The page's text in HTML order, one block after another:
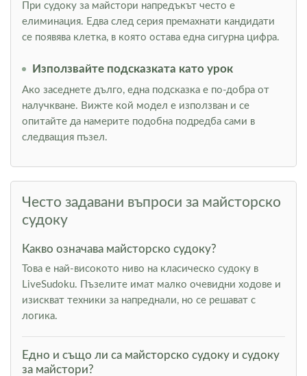
При судоку за майстори напредъкът често е
елиминация. Едва след серия премахнати кандидати
се появява клетка, в която остава една сигурна цифра.
Използвайте подсказката като урок
Ако заседнете дълго, една подсказка е по-добра от
налучкване. Вижте кой модел е използван и се
опитайте да намерите подобна подредба сами в
следващия пъзел.
Често задавани въпроси за майсторско
судоку
Какво означава майсторско судоку?
Това е най-високото ниво на класическо судоку в
LiveSudoku. Пъзелите имат малко очевидни ходове и
изискват техники за напреднали, но се решават с
логика.
Едно и също ли са майсторско судоку и судоку
за майстори?